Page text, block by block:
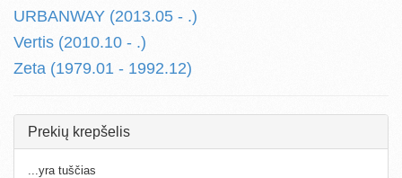
URBANWAY (2013.05 - .)
Vertis (2010.10 - .)
Zeta (1979.01 - 1992.12)
Prekių krepšelis
...yra tuščias